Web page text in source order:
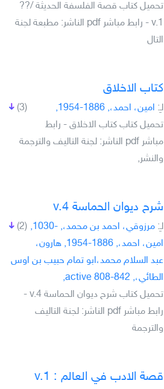
تحميل كتاب قصة الفلسفة الحديثة /??
v.1 - رابط مباشر pdf الناشر: مطبعة لجنة
التال
كتاب الاخلاق
(3) لـِ: امين، احمد،, 1886-1954,
تحميل كتاب كتاب الاخلاق - رابط
مباشر pdf الناشر: لجنة التاليف والترجمة
والنشر,
شرح ديوان الحماسة v.4
(2) لـِ:
مرزوقي، احمد بن محمد،, -1030,
امين، احمد،, 1886-1954, هارون،
عبد السلام محمد،ابو تمام حبيب بن اوس
الطائي،, active 808-842,
تحميل كتاب شرح ديوان الحماسة v.4 -
رابط مباشر pdf الناشر: لجنة التاليف
والترجمة
قصة الادب في العالم : v.1